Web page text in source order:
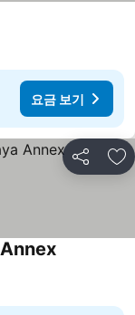
요금 보기
공유 즐